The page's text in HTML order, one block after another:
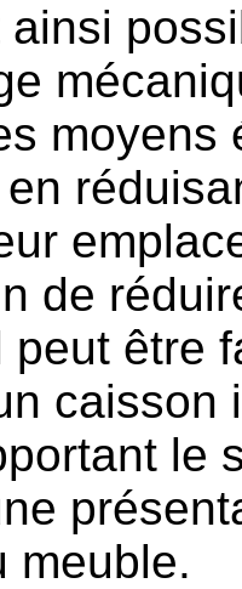
ainsi
moyens
de
peut être
caisson
le
meuble.